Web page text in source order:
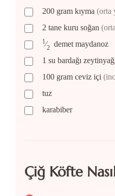
200 gram kıyma (orta
2 tane kuru soğan
1⁄2 demet maydanoz
1 su bardağı
100 gram ceviz içi
tuz
karabiber
Çiğ Köfte